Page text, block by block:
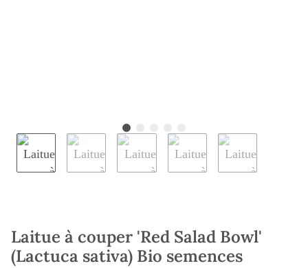
Laitue à couper 'Red Salad Bowl'
(Lactuca sativa) Bio semences